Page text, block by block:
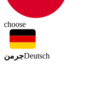
choose
جرمنDeutsch